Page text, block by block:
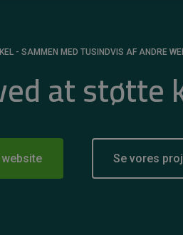
- SAMMEN MED TUSINDVIS AF ANDRE
at støtte
Se vores